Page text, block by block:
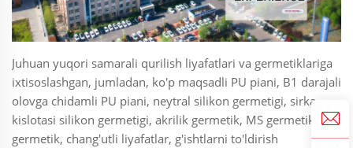
Juhuan yuqori samarali qurilish liyafatlari va germetiklariga
ixtisoslashgan, jumladan, ko'p maqsadli PU piani, B1 darajali
olovga chidamli PU piani, neytral silikon germetigi, sirka
kislotasi silikon germetigi, akrilik germetik, MS germetik, PU
germetik, chang'utli liyafatlar, g'ishtlarni to'ldirish